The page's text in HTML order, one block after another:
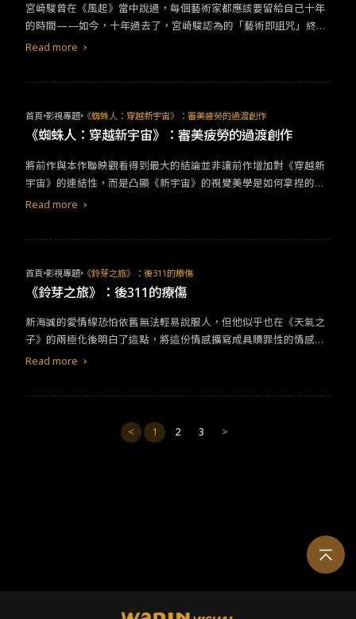
宮崎駿曾在《風起》當中說過，每個藝術家都應該要留給自己十年
的時間——如今，十年過去了，宮崎駿認為的「藝術即詛咒」終究
回到自我本身，並催生出了《蒼鷺與少年》這樣終究會引起兩極化
的體驗——一則「相信者的寓言」。 在《神隱少女》中，我們可以
透過符號的堆砌進而理解整個世界觀的運作手法；但到了《風
之間。然而，《蒼鷺與少年》很有可能只不過是另一場夢。在電影
裡面對於高塔的爭論便成了「相信與否」成了故事成立的要點——
若一切是事實，也會被淡忘；若一切是夢境，那便能解讀為年邁的
是再動人不過的一件事。當一位創作者經歷戰爭、母親之死、金融
海嘯等事件依然說得出「回到原本的世界」的那一刻，就顯得格外
Read more
首頁 影視專題 《蜘蛛人：穿越新宇宙》：審美疲勞的過渡創作
《蜘蛛人：穿越新宇宙》：審美疲勞的過渡創作
​​將前作與本作聯映觀看得到最大的結論並非讓前作增加對《穿越新
宇宙》的連結性，而是凸顯《新宇宙》的視覺美學是如何拿捏的恰
當。在叛逆的套路中看穿了蜘蛛人的英雄旅程，並有效的透過漫畫
重視以及所謂彩蛋文化如何扼殺創意本身，但《穿越新宇宙》在看
似玩出一套失控多重宇宙的套路中，卻迷失了以角色為本的故事。
加以闡明身為英雄的命運，但這又真的是所謂的突破嗎？當所謂的
掙脫枷鎖只不過是看著銀幕上幾百個蜘蛛人塞滿整個畫面，展開一
場漫長且絢麗的逃亡。​ ​​這樣的後果便導致本片成了一場極度疲勞的
敬，打臉了前作那個以彩蛋當作揶揄套路的反套路手法​​。​​當蜘蛛人2
我們又何必在乎銀幕上的打鬥場面呢？倒是斑點這個作為前作遺留
下來的邪惡勢力還更有意思。​
Read more
首頁 影視專題 《鈴芽之旅》：後311的療傷
《鈴芽之旅》：後311的療傷
新海誠的愛情線恐怕依舊無法輕易說服人，但他似乎也在《天氣之
子》的兩極化後明白了這點，將這份情感擴寫成具贖罪性的情感，
而非《天氣之子》當中充滿中二病的稚嫩愛情，也不是《你的名
Read more
< 1 2 3 >